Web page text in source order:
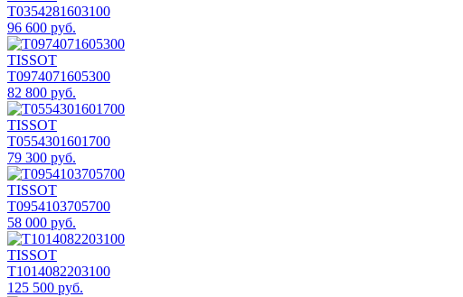
T0354281603100
96 600 руб.
TISSOT
T0974071605300
82 800 руб.
TISSOT
T0554301601700
79 300 руб.
TISSOT
T0954103705700
58 000 руб.
TISSOT
T1014082203100
125 500 руб.